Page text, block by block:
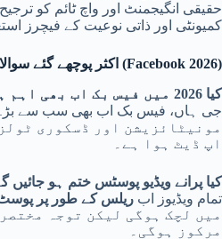
✔ حقیقی انگیجمنٹ اور واچ ٹائم کو
✔ کمیونٹی اور ذاتی نوعیت کے فیچرز
اکثر پوچھے گئے سوالات (Facebook 2026)
کیا 2026 میں فیس بک اب بھی اہم ہے؟
جی ہاں، فیس بک اب بھی سب سے
اپ ڈیٹ ہوا ہے۔
کیا پرانے ویڈیو پوسٹس ختم ہو جائیں
تمام ویڈیوز اب ریلس کے طور پر
میں لچک ہوگی لیکن توجہ
مرکوز ہوگی۔